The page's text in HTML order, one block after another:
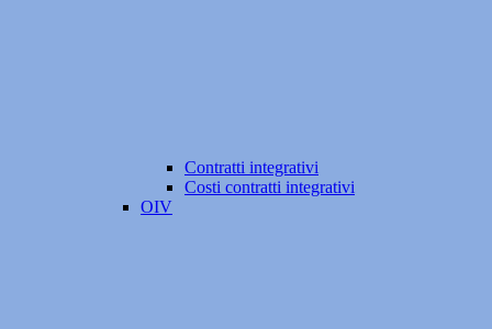
Contratti integrativi
Costi contratti integrativi
OIV